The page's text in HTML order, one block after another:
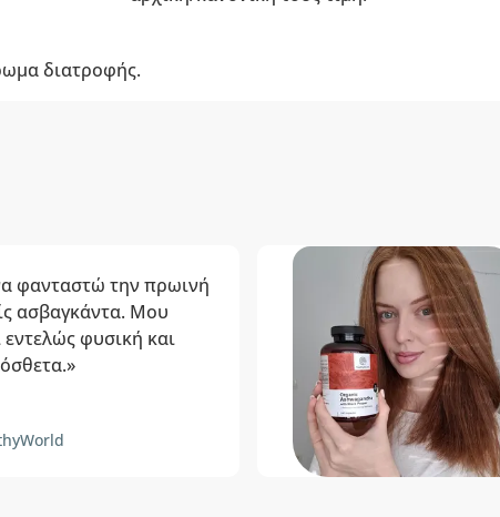
διατροφής.
φανταστώ την πρωινή
ασβαγκάντα. Μου
εντελώς φυσική και